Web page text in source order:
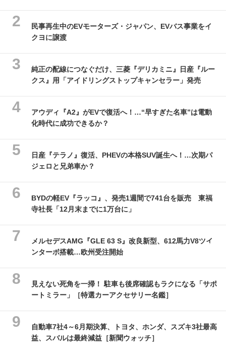
民事再生中のEVモーターズ・ジャパン、EVバス事業をイ
クヨに譲渡
純正の配線につなぐだけ、三菱『デリカミニ』日産『ルー
クス』用「アイドリングストップキャンセラー」発売
アウディ『A2』がEVで復活へ！…“早すぎた名車”は電動
化時代に成功できるか？
日産『テラノ』復活、PHEVの本格SUV誕生へ！…次期パ
ジェロと兄弟車か？
BYDの軽EV『ラッコ』、発売1週間で741台を販売 東福
寺社長「12月末までに1万台に」
メルセデスAMG『GLE 63 S』改良新型、612馬力V8ツイ
ンターボ搭載…欧州受注開始
見えない死角を一掃！ 駐車も後席確認もラクになる「サポ
ートミラー」［特選カーアクセサリー名鑑］
自動車7社4～6月期決算、トヨタ、ホンダ、スズキ3社最高
益、スバルは最終減益［新聞ウォッチ］